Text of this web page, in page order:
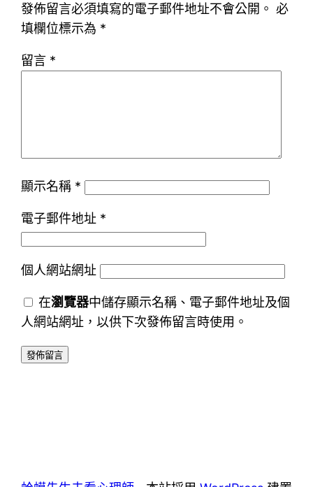
發佈留言必須填寫的電子郵件地址不會公開。 必
填欄位標示為 *
留言 *
顯示名稱 *
電子郵件地址 *
個人網站網址
在瀏覽器中儲存顯示名稱、電子郵件地址及個
人網站網址，以供下次發佈留言時使用。